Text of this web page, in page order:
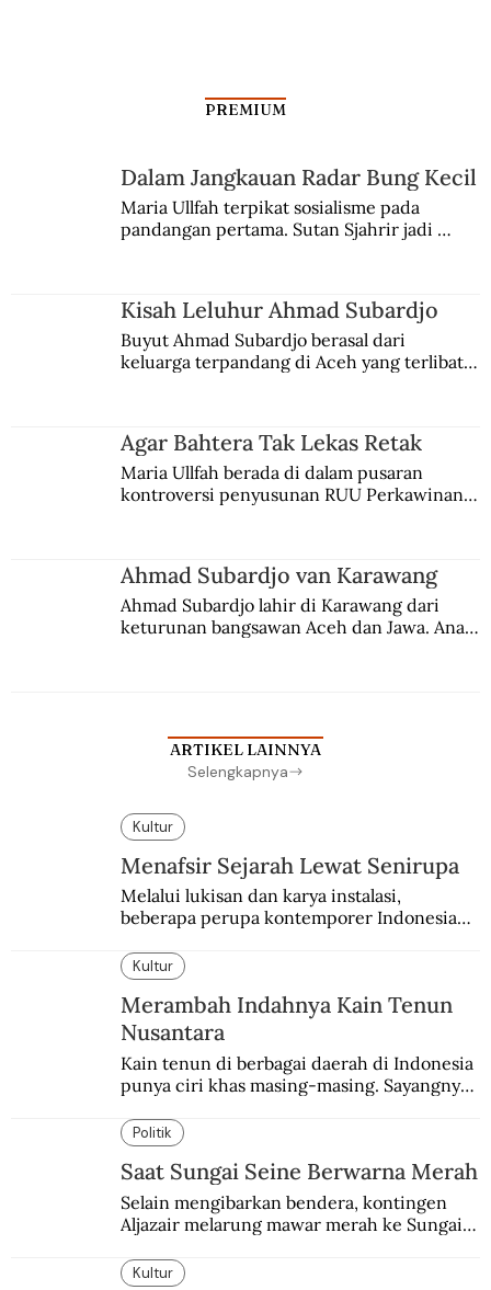
Tantangan Mengembalikan Prasasti dari
PREMIUM
Dalam Jangkauan Radar Bung Kecil
Maria Ullfah terpikat sosialisme pada
pandangan pertama. Sutan Sjahrir jadi
Kisah Leluhur Ahmad Subardjo
Buyut Ahmad Subardjo berasal dari
keluarga terpandang di Aceh yang terlibat
Agar Bahtera Tak Lekas Retak
Maria Ullfah berada di dalam pusaran
kontroversi penyusunan RUU Perkawinan.
Ahmad Subardjo van Karawang
Ahmad Subardjo lahir di Karawang dari
keturunan bangsawan Aceh dan Jawa. Anak
ARTIKEL LAINNYA
Selengkapnya
Kultur
Menafsir Sejarah Lewat Senirupa
Melalui lukisan dan karya instalasi,
beberapa perupa kontemporer Indonesia
Indonesia.
Kultur
Merambah Indahnya Kain Tenun
Nusantara
Kain tenun di berbagai daerah di Indonesia
punya ciri khas masing-masing. Sayangnya,
belum memadai.
Politik
Saat Sungai Seine Berwarna Merah
Selain mengibarkan bendera, kontingen
Aljazair melarung mawar merah ke Sungai
Kultur